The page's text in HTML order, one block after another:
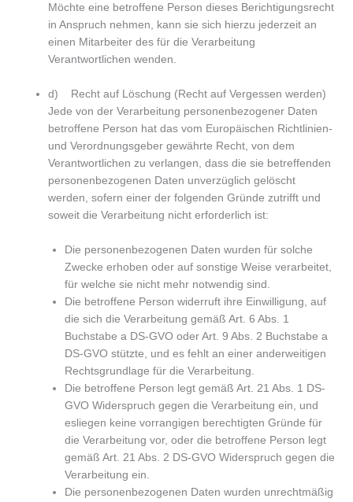
Möchte eine betroffene Person dieses Berichtigungsrecht
in Anspruch nehmen, kann sie sich hierzu jederzeit an
einen Mitarbeiter des für die Verarbeitung
Verantwortlichen wenden.
d) Recht auf Löschung (Recht auf Vergessen werden)
Jede von der Verarbeitung personenbezogener Daten
betroffene Person hat das vom Europäischen Richtlinien-
und Verordnungsgeber gewährte Recht, von dem
Verantwortlichen zu verlangen, dass die sie betreffenden
personenbezogenen Daten unverzüglich gelöscht
werden, sofern einer der folgenden Gründe zutrifft und
soweit die Verarbeitung nicht erforderlich ist:
Die personenbezogenen Daten wurden für solche
Zwecke erhoben oder auf sonstige Weise verarbeitet,
für welche sie nicht mehr notwendig sind.
Die betroffene Person widerruft ihre Einwilligung, auf
die sich die Verarbeitung gemäß Art. 6 Abs. 1
Buchstabe a DS-GVO oder Art. 9 Abs. 2 Buchstabe a
DS-GVO stützte, und es fehlt an einer anderweitigen
Rechtsgrundlage für die Verarbeitung.
Die betroffene Person legt gemäß Art. 21 Abs. 1 DS-
GVO Widerspruch gegen die Verarbeitung ein, und
esliegen keine vorrangigen berechtigten Gründe für
die Verarbeitung vor, oder die betroffene Person legt
gemäß Art. 21 Abs. 2 DS-GVO Widerspruch gegen die
Verarbeitung ein.
Die personenbezogenen Daten wurden unrechtmäßig